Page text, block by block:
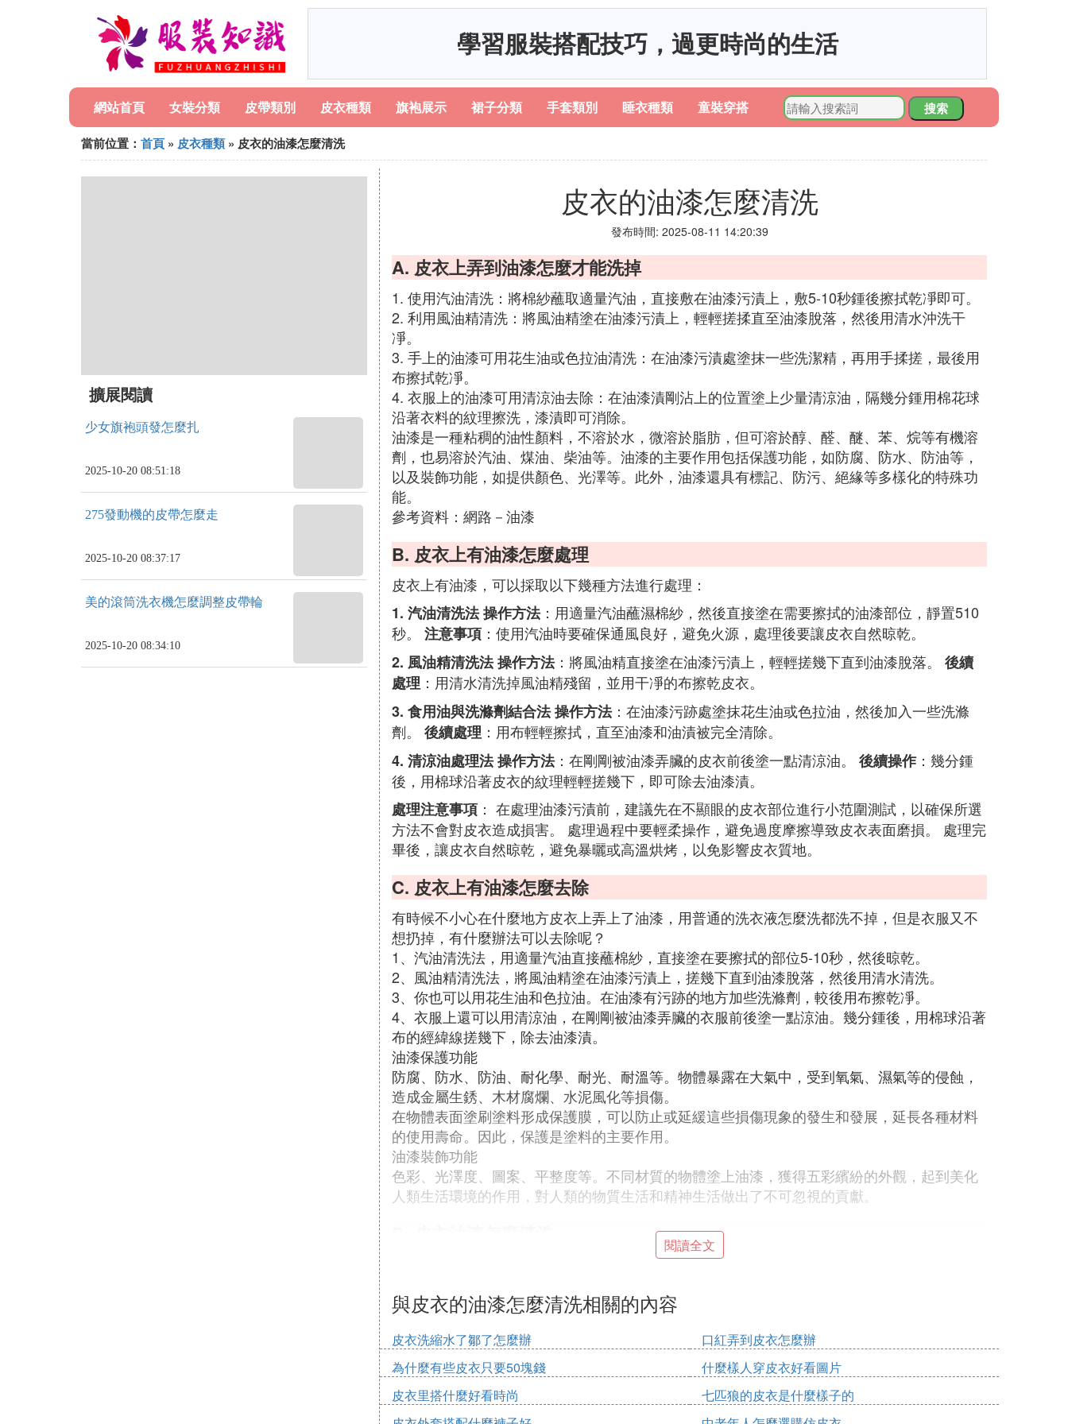
學習服裝搭配技巧，過更時尚的生活
網站首頁 女裝分類 皮帶類別 皮衣種類 旗袍展示 裙子分類 手套類別 睡衣種類 童裝穿搭
搜索
當前位置： 首頁 » 皮衣種類 » 皮衣的油漆怎麼清洗
擴展閱讀
少女旗袍頭發怎麼扎
2025-10-20 08:51:18
275發動機的皮帶怎麼走
2025-10-20 08:37:17
美的滾筒洗衣機怎麼調整皮帶輪
2025-10-20 08:34:10
皮衣的油漆怎麼清洗
發布時間: 2025-08-11 14:20:39
A. 皮衣上弄到油漆怎麼才能洗掉
1. 使用汽油清洗：將棉紗蘸取適量汽油，直接敷在油漆污漬上，敷5-10秒鍾後擦拭乾凈即可。
2. 利用風油精清洗：將風油精塗在油漆污漬上，輕輕搓揉直至油漆脫落，然後用清水沖洗干
凈。
3. 手上的油漆可用花生油或色拉油清洗：在油漆污漬處塗抹一些洗潔精，再用手揉搓，最後用
布擦拭乾凈。
4. 衣服上的油漆可用清涼油去除：在油漆漬剛沾上的位置塗上少量清涼油，隔幾分鍾用棉花球
沿著衣料的紋理擦洗，漆漬即可消除。
油漆是一種粘稠的油性顏料，不溶於水，微溶於脂肪，但可溶於醇、醛、醚、苯、烷等有機溶
劑，也易溶於汽油、煤油、柴油等。油漆的主要作用包括保護功能，如防腐、防水、防油等，
以及裝飾功能，如提供顏色、光澤等。此外，油漆還具有標記、防污、絕緣等多樣化的特殊功
能。
參考資料：網路－油漆
B. 皮衣上有油漆怎麼處理
皮衣上有油漆，可以採取以下幾種方法進行處理：
1. 汽油清洗法操作方法：用適量汽油蘸濕棉紗，然後直接塗在需要擦拭的油漆部位，靜置510
秒。 注意事項 ：使用汽油時要確保通風良好，避免火源，處理後要讓皮衣自然晾乾。
2. 風油精清洗法操作方法：將風油精直接塗在油漆污漬上，輕輕搓幾下直到油漆脫落。 後續
處理 ：用清水清洗掉風油精殘留，並用干凈的布擦乾皮衣。
3. 食用油與洗滌劑結合法操作方法：在油漆污跡處塗抹花生油或色拉油，然後加入一些洗滌
劑。 後續處理 ：用布輕輕擦拭，直至油漆和油漬被完全清除。
4. 清涼油處理法操作方法：在剛剛被油漆弄臟的皮衣前後塗一點清涼油。 後續操作：幾分鍾
後，用棉球沿著皮衣的紋理輕輕搓幾下，即可除去油漆漬。
處理注意事項 ： 在處理油漆污漬前，建議先在不顯眼的皮衣部位進行小范圍測試，以確保所選
方法不會對皮衣造成損害。 處理過程中要輕柔操作，避免過度摩擦導致皮衣表面磨損。 處理完
畢後，讓皮衣自然晾乾，避免暴曬或高溫烘烤，以免影響皮衣質地。
C. 皮衣上有油漆怎麼去除
有時候不小心在什麼地方皮衣上弄上了油漆，用普通的洗衣液怎麼洗都洗不掉，但是衣服又不
想扔掉，有什麼辦法可以去除呢？
1、汽油清洗法，用適量汽油直接蘸棉紗，直接塗在要擦拭的部位5-10秒，然後晾乾。
2、風油精清洗法，將風油精塗在油漆污漬上，搓幾下直到油漆脫落，然後用清水清洗。
3、你也可以用花生油和色拉油。在油漆有污跡的地方加些洗滌劑，較後用布擦乾凈。
4、衣服上還可以用清涼油，在剛剛被油漆弄臟的衣服前後塗一點涼油。幾分鍾後，用棉球沿著
布的經緯線搓幾下，除去油漆漬。
油漆保護功能
防腐、防水、防油、耐化學、耐光、耐溫等。物體暴露在大氣中，受到氧氣、濕氣等的侵蝕，
造成金屬生銹、木材腐爛、水泥風化等損傷。
在物體表面塗刷塗料形成保護膜，可以防止或延緩這些損傷現象的發生和發展，延長各種材料
的使用壽命。因此，保護是塗料的主要作用。
油漆裝飾功能
色彩、光澤度、圖案、平整度等。不同材質的物體塗上油漆，獲得五彩繽紛的外觀，起到美化
人類生活環境的作用，對人類的物質生活和精神生活做出了不可忽視的貢獻。
使用清涼油：在剛沾上油漆的皮衣正反面塗上少許清涼油，隔幾分鍾後，用棉花球順著皮
衣的紋路輕輕擦拭，油漆即可消除。對於已經幹了的油漆，也可使用此方法，只需多塗一
些清涼油，油漆皮會自行起皺並剝落，之後再將皮衣清洗一遍即可。
使用松節油或香蕉水
：對於新沾上的油漆污漬，可以先用松節油或香蕉水揩試污漬處，然
後再用汽油擦洗。注意使用這些溶劑時要小心，避免對皮衣造成額外的損傷。
使用風油精：將少許風油精塗抹在油漆污點上，用雙手揉搓數次，油漆即可脫落。之後再
閱讀全文
與皮衣的油漆怎麼清洗相關的內容
皮衣洗縮水了鄒了怎麼辦
口紅弄到皮衣怎麼辦
為什麼有些皮衣只要50塊錢
什麼樣人穿皮衣好看圖片
皮衣里搭什麼好看時尚
七匹狼的皮衣是什麼樣子的